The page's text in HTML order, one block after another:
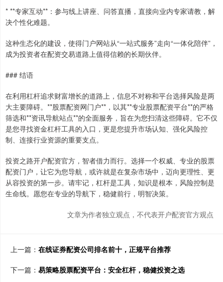
* **专家互动**：参与线上讲座、问答直播，直接向业内专家请教，解
决个性化难题。
这种生态化的建设，使得门户网站从“一站式服务”走向“一体化陪伴”，
成为投资者在配资交易道路上值得信赖的长期伙伴。
### 结语
在利用杠杆追求财富增长的道路上，信息不对称和平台选择风险是两
大主要障碍。**股票配资网门户**，以其**专业股票配资平台**的严格
筛选和**资讯导航站点**的全面服务，旨在为您扫清这些障碍。它不仅
是您寻找资金杠杆工具的入口，更是您提升市场认知、强化风险控
制、连接行业资源的重要支点。
投资之路开户配资官方，智者借力而行。选择一个权威、专业的股票
配资门户，让它为您导航，或许就是在复杂市场中，迈向更理性、更
从容投资的第一步。请牢记，杠杆是工具，知识是根本，风险控制是
生命线。愿您在专业的导航下，稳健前行，明智决策。
文章为作者独立观点，不代表开户配资官方观点
上一篇： 在线证券配资公司排名前十，正规平台推荐
下一篇： 易策略股票配资平台：安全杠杆，稳健投资之选